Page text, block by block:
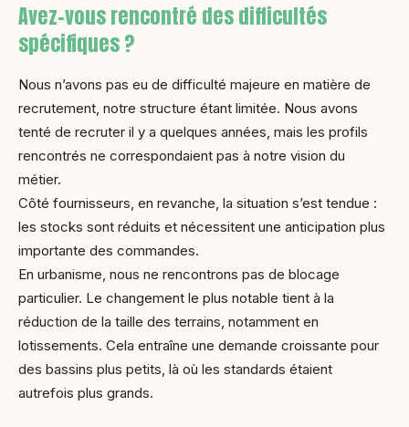
Avez-vous rencontré des difficultés
spécifiques ?
Nous n’avons pas eu de difficulté majeure en matière de
recrutement, notre structure étant limitée. Nous avons
tenté de recruter il y a quelques années, mais les profils
rencontrés ne correspondaient pas à notre vision du
métier.
Côté fournisseurs, en revanche, la situation s’est tendue :
les stocks sont réduits et nécessitent une anticipation plus
importante des commandes.
En urbanisme, nous ne rencontrons pas de blocage
particulier. Le changement le plus notable tient à la
réduction de la taille des terrains, notamment en
lotissements. Cela entraîne une demande croissante pour
des bassins plus petits, là où les standards étaient
autrefois plus grands.